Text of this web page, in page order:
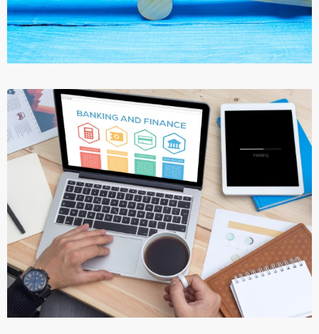
ПОДРОБНЕЕ
ТУРЦИИ
ПОДРОБНЕЕ